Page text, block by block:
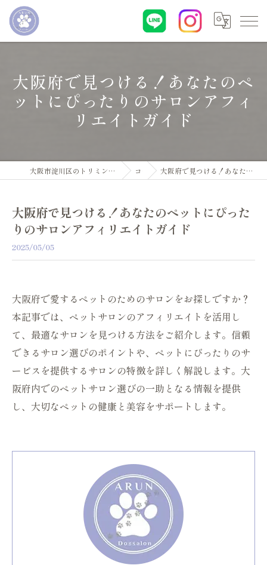
大阪府で見つける！あなたのペ
ットにぴったりのサロンアフィ
リエイトガイド
大阪市淀川区のトリミングサロン・ペットサロンならDogsalon ARUN コラム 大阪府で見つける！あなたのペットにぴったりのサロンアフィリエイトガイド
大阪府で見つける！あなたのペットにぴった
りのサロンアフィリエイトガイド
2025/05/05
大阪府で愛するペットのためのサロンをお探しですか？
本記事では、ペットサロンのアフィリエイトを活用し
て、最適なサロンを見つける方法をご紹介します。信頼
できるサロン選びのポイントや、ペットにぴったりのサ
ービスを提供するサロンの特徴を詳しく解説します。大
阪府内でのペットサロン選びの一助となる情報を提供
し、大切なペットの健康と美容をサポートします。